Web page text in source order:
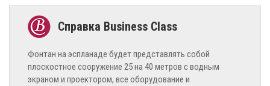
Фонтан на эспланаде будет представлять собой
плоскостное сооружение 25 на 40 метров с водным
экраном и проектором, все оборудование и